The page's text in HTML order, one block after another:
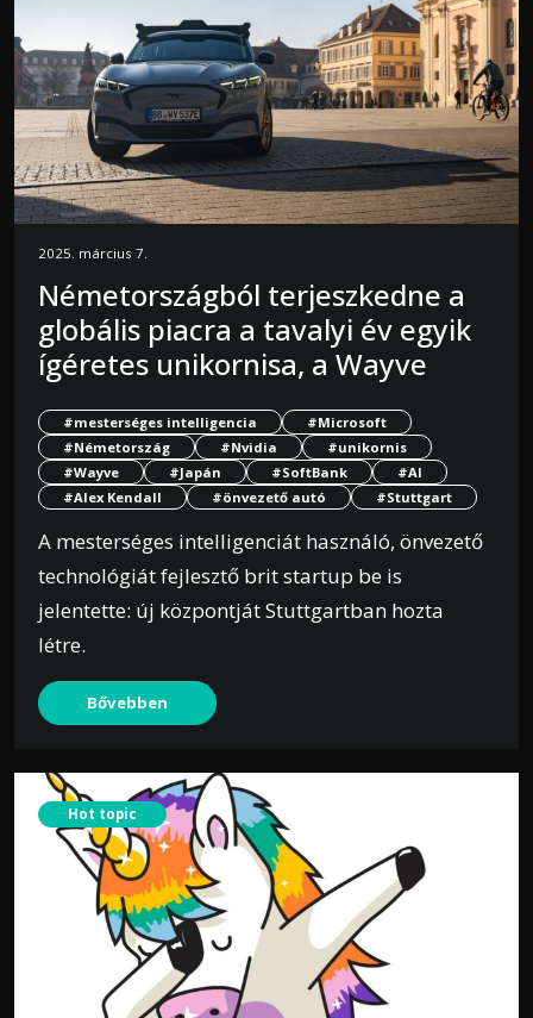
2025. március 7.
Németországból terjeszkedne a
globális piacra a tavalyi év egyik
ígéretes unikornisa, a Wayve
#mesterséges intelligencia
#Microsoft
#Németország
#Nvidia
#unikornis
#Wayve
#Japán #SoftBank
#AI
#Alex Kendall
#önvezető autó #Stuttgart
A mesterséges intelligenciát használó, önvezető
technológiát fejlesztő brit startup be is
jelentette: új központját Stuttgartban hozta
létre.
Bővebben
Hot topic